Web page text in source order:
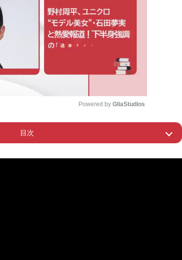
t
Powered by GliaStudios
目次
約者の名前で金を稼ぐ気か」